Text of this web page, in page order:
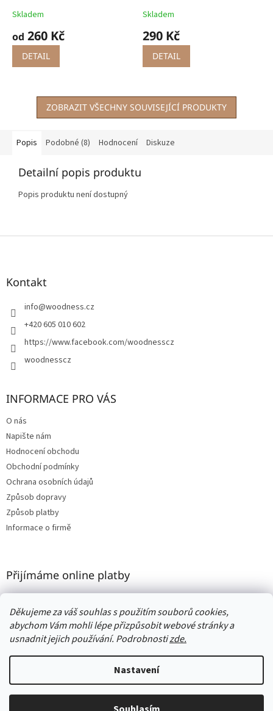
Děkujeme za váš souhlas s použitím souborů cookies,
abychom Vám mohli lépe přizpůsobit webové stránky a
usnadnit jejich používání. Podrobnostizde.
Nastavení
Skladem
od 260 Kč
DETAIL
Skladem
290 Kč
DETAIL
ZOBRAZIT VŠECHNY SOUVISEJÍCÍ PRODUKTY
Popis Podobné (8) Hodnocení Diskuze
Detailní popis produktu
Popis produktu není dostupný
Z
Kontakt
info@woodness.cz
+420 605 010 602
https://www.facebook.com/woodnesscz
woodnesscz
INFORMACE PRO VÁS
O nás
Napište nám
Hodnocení obchodu
Obchodní podmínky
Ochrana osobních údajů
Způsob dopravy
Způsob platby
Informace o firmě
Přijímáme online platby
Vytvořil Shoptet
Copyright 2026Woodness. Všechna práva vyhrazena.Upravit
nastavení cookies